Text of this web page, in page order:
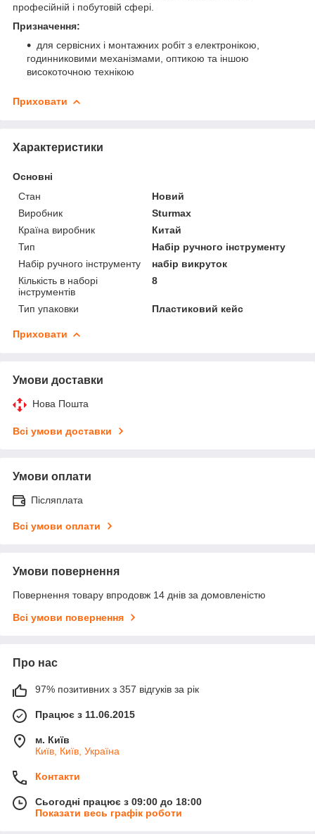
професійній і побутовій сфері.
Призначення:
для сервісних і монтажних робіт з електронікою,
годинниковими механізмами, оптикою та іншою
високоточною технікою
Приховати
Характеристики
Основні
Стан
Новий
Виробник
Sturmax
Країна виробник
Китай
Тип
Набір ручного інструменту
Набір ручного інструменту
набір викруток
Кількість в наборі
інструментів
8
Тип упаковки Пластиковий кейс
Приховати
Умови доставки
Нова Пошта
Всі умови доставки
Умови оплати
Післяплата
Всі умови оплати
Умови повернення
Повернення товару впродовж 14 днів за домовленістю
Всі умови повернення
Про нас
97% позитивних з 357 відгуків за рік
Працює з 11.06.2015
м. Київ
Київ, Київ, Україна
Контакти
Сьогодні працює з 09:00 до 18:00
Показати весь графік роботи